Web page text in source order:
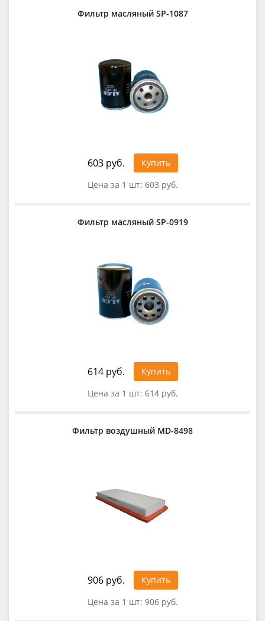
Фильтр масляный SP-1087
603 руб.
Купить
Цена за 1 шт: 603 руб.
Фильтр масляный SP-0919
614 руб.
Купить
Цена за 1 шт: 614 руб.
Фильтр воздушный MD-8498
906 руб.
Купить
Цена за 1 шт: 906 руб.